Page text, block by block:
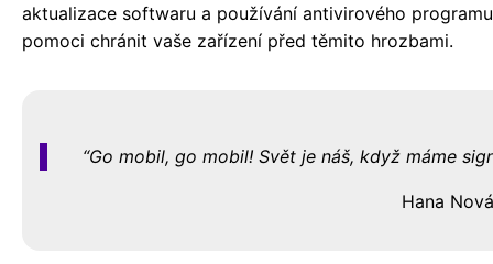
aktualizace softwaru a používání antivirového
pomoci chránit vaše zařízení před těmito hrozbami.
Go mobil, go mobil! Svět je náš, když máme
Hana